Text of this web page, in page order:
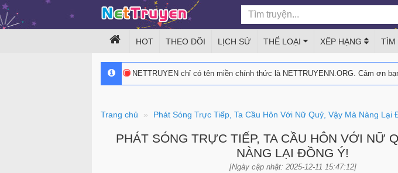
HOT THEO DÕI LỊCH SỬ THỂ LOẠI XẾP HẠNG TÌM
NETTRUYEN chỉ có tên miền chính thức là NETTRUYENN.ORG. Cảm ơn
Trang chủ Phát Sóng Trực Tiếp, Ta Cầu Hôn Với Nữ Quỷ, Vậy Mà Nàng Lại
PHÁT SÓNG TRỰC TIẾP, TA CẦU HÔN VỚI NỮ
NÀNG LẠI ĐỒNG Ý!
[Ngày cập nhật: 2025-12-11 15:47:12]